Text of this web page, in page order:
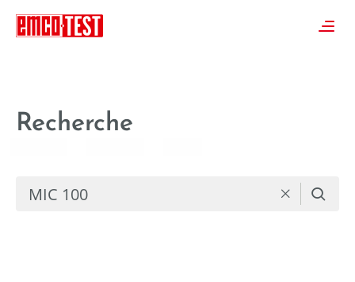
---- ≡
Recherche
 🔍